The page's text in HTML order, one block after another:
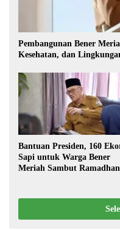
Pembangunan Bener
Kesehatan, dan
Bantuan Presiden, 160
Sapi untuk Warga Bener
Meriah Sambut Ramadhan